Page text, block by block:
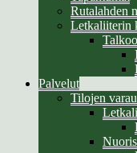
Rutalahden
Letkaliiterin
Palvelut
Tilojen